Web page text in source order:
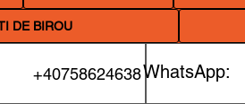
DE BIROU
+40758624638WhatsApp: